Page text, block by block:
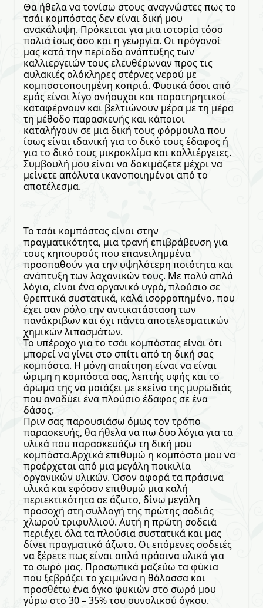
Θα ήθελα να τονίσω στους αναγνώστες πως το
τσάι κομπόστας δεν είναι δική μου
ανακάλυψη. Πρόκειται για μια ιστορία τόσο
παλιά ίσως όσο και η γεωργία. Οι πρόγονοί
μας κατά την περίοδο ανάπτυξης των
καλλιεργειών τους ελευθέρωναν προς τις
αυλακιές ολόκληρες στέρνες νερού με
κομποστοποιημένη κοπριά. Φυσικά όσοι από
εμάς είναι λίγο ανήσυχοι και παρατηρητικοί
καταφέρνουν και βελτιώνουν μέρα με τη μέρα
τη μέθοδο παρασκευής και κάποιοι
καταλήγουν σε μια δική τους φόρμουλα που
ίσως είναι ιδανική για το δικό τους έδαφος ή
για το δικό τους μικροκλίμα και καλλιέργειες.
Συμβουλή μου είναι να δοκιμάζετε μέχρι να
μείνετε απόλυτα ικανοποιημένοι από το
αποτέλεσμα.
To τσάι κομπόστας είναι στην
πραγματικότητα, μια τρανή επιβράβευση για
τους κηπουρούς που επανειλημμένα
προσπαθούν για την υψηλότερη ποιότητα και
ανάπτυξη των λαχανικών τους. Με πολύ απλά
λόγια, είναι ένα οργανικό υγρό, πλούσιο σε
θρεπτικά συστατικά, καλά ισορροπημένο, που
έχει σαν ρόλο την αντικατάσταση των
πανάκριβων και όχι πάντα αποτελεσματικών
χημικών λιπασμάτων.
Το υπέροχο για το τσάι κομπόστας είναι ότι
μπορεί να γίνει στο σπίτι από τη δική σας
κομπόστα. Η μόνη απαίτηση είναι να είναι
ώριμη η κομπόστα σας, λεπτής υφής και το
άρωμα της να μοιάζει με εκείνο της μυρωδιάς
που αναδύει ένα πλούσιο έδαφος σε ένα
δάσος.
Πριν σας παρουσιάσω όμως τον τρόπο
παρασκευής, θα ήθελα να πω δυο λόγια για τα
υλικά που παρασκευάζω τη δική μου
κομπόστα.Αρχικά επιθυμώ η κομπόστα μου να
προέρχεται από μια μεγάλη ποικιλία
οργανικών υλικών. Όσον αφορά τα πράσινα
υλικά και εφόσον επιθυμώ μια καλή
περιεκτικότητα σε άζωτο, δίνω μεγάλη
προσοχή στη συλλογή της πρώτης σοδιάς
χλωρού τριφυλλιού. Αυτή η πρώτη σοδειά
περιέχει όλα τα πλούσια συστατικά και μας
δίνει πραγματικό άζωτο. Οι επόμενες σοδειές
να ξέρετε πως είναι απλά πράσινα υλικά για
το σωρό μας. Προσωπικά μαζεύω τα φύκια
που ξεβράζει το χειμώνα η θάλασσα και
προσθέτω ένα όγκο φυκιών στο σωρό μου
γύρω στο 30 – 35% του συνολικού όγκου.